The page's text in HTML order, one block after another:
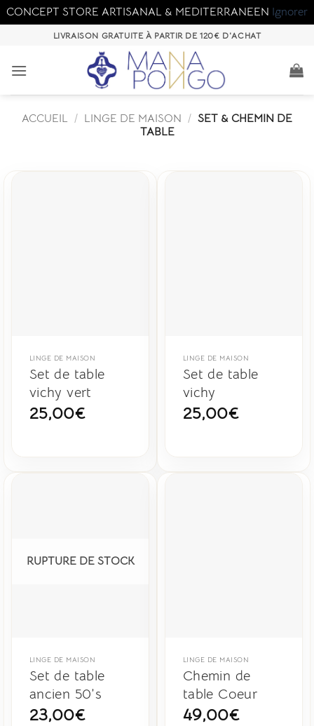
CONCEPT STORE ARTISANAL & MEDITERRANEEN Ignorer
contenu
LIVRAISON GRATUITE À PARTIR DE 120€ D'ACHAT
ACCUEIL / LINGE DE MAISON / SET & CHEMIN DE
TABLE
LINGE DE MAISON
Set de table
vichy vert
25,00€
LINGE DE MAISON
Set de table
vichy
25,00€
RUPTURE DE STOCK
LINGE DE MAISON
Set de table
ancien 50’s
23,00€
LINGE DE MAISON
Chemin de
table Coeur
49,00€